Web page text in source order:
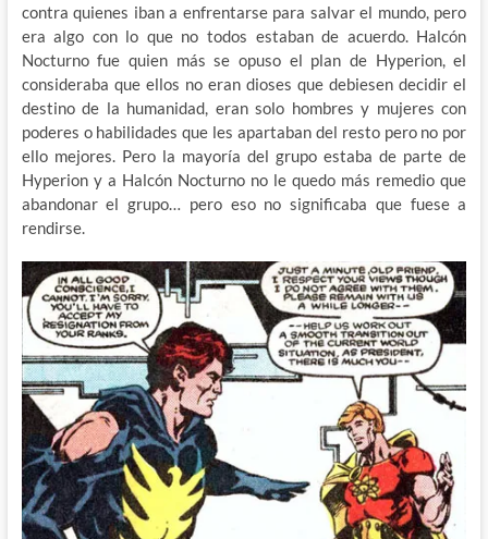
contra quienes iban a enfrentarse para salvar el mundo, pero
era algo con lo que no todos estaban de acuerdo. Halcón
Nocturno fue quien más se opuso el plan de Hyperion, el
consideraba que ellos no eran dioses que debiesen decidir el
destino de la humanidad, eran solo hombres y mujeres con
poderes o habilidades que les apartaban del resto pero no por
ello mejores. Pero la mayoría del grupo estaba de parte de
Hyperion y a Halcón Nocturno no le quedo más remedio que
abandonar el grupo… pero eso no significaba que fuese a
rendirse.